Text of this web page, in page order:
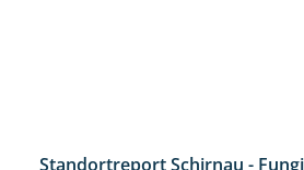
Standortreport Schirnau -